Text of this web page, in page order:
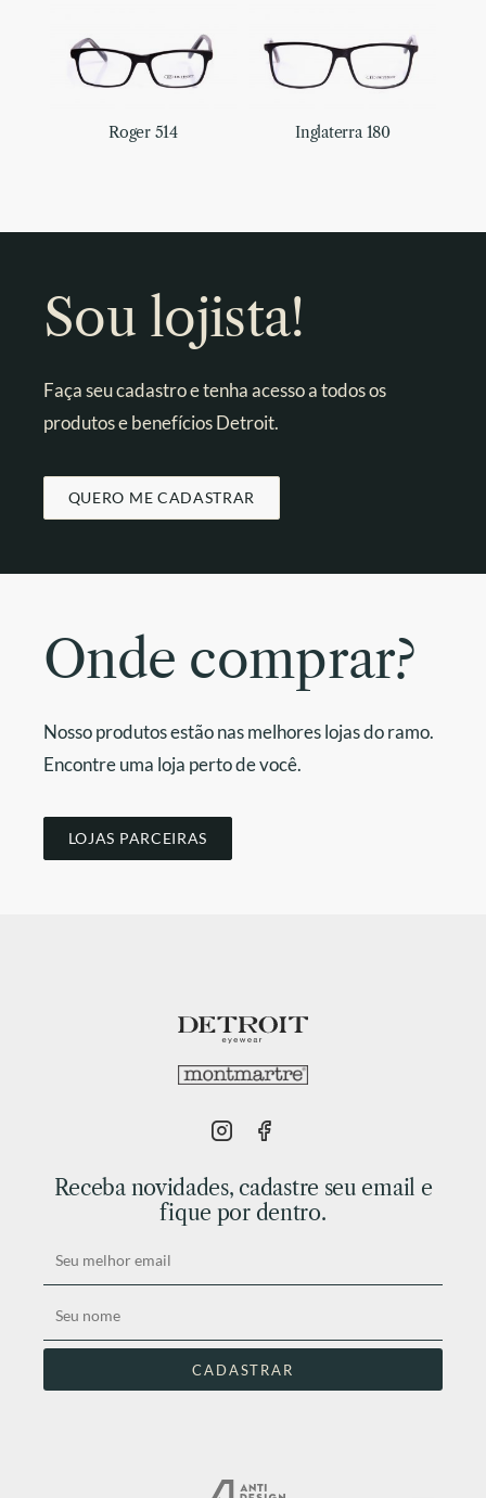
Roger 514 Inglaterra 180
Sou lojista!
Faça seu cadastro e tenha acesso a todos os
produtos e benefícios Detroit.
QUERO ME CADASTRAR
Onde comprar?
Nosso produtos estão nas melhores lojas do ramo.
Encontre uma loja perto de você.
LOJAS PARCEIRAS
Receba novidades, cadastre seu email e
fique por dentro.